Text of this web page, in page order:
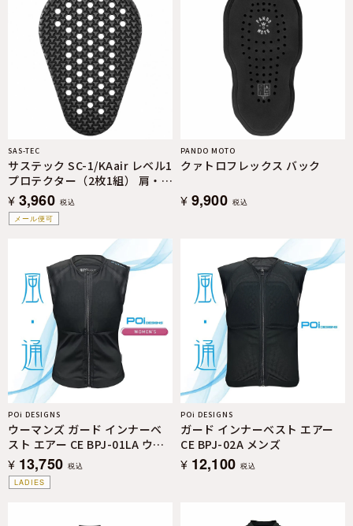
メール便可
SAS-TEC
サステック SC-1/KAair レベル1
プロテクター（2枚1組） 肩・
肘・腰・膝兼用
¥ 3,960 税込
PANDO MOTO
クァトロフレックス バック
¥ 9,900 税込
LADIES
POi DESIGNS
ウーマンズ ガード インナーベ
スト エアー CE BPJ-01LA ウイ
メンズ
¥ 13,750 税込
POi DESIGNS
ガード インナーベスト エアー
CE BPJ-02A メンズ
¥ 12,100 税込